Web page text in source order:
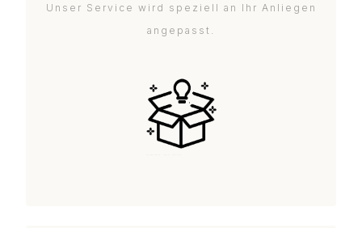
Unser Service wird speziell an Ihr Anliegen
angepasst.